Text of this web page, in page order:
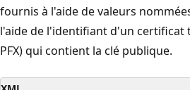
fournis à l'aide de valeurs
l'aide de l'identifiant d'un certificat
PFX) qui contient la clé publique.